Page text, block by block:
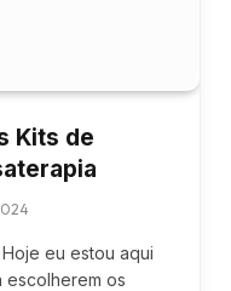
Kits de
eu estou aqui
escolherem os